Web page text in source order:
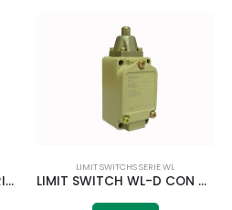
LIMIT SWITCH WL-CL VARILLA METÁLICA AJUSTABLE TELETRIC
LIMIT SWITCHS SERIE WL
LIMIT SWITCH WL-D CON ACCIONAMIENTO PISTON TELETRIC